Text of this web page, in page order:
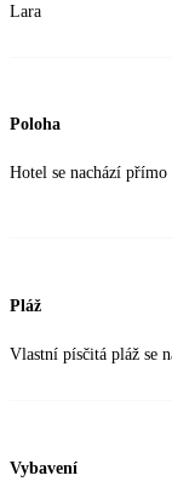
Lara
Poloha
Hotel se nachází
Pláž
Vlastní písčitá pláž se
Vybavení